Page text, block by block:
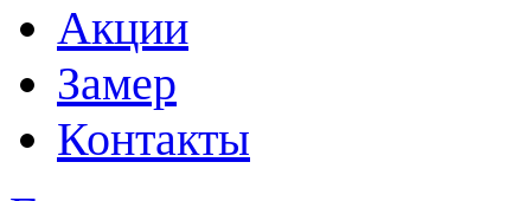
Акции
Замер
Контакты